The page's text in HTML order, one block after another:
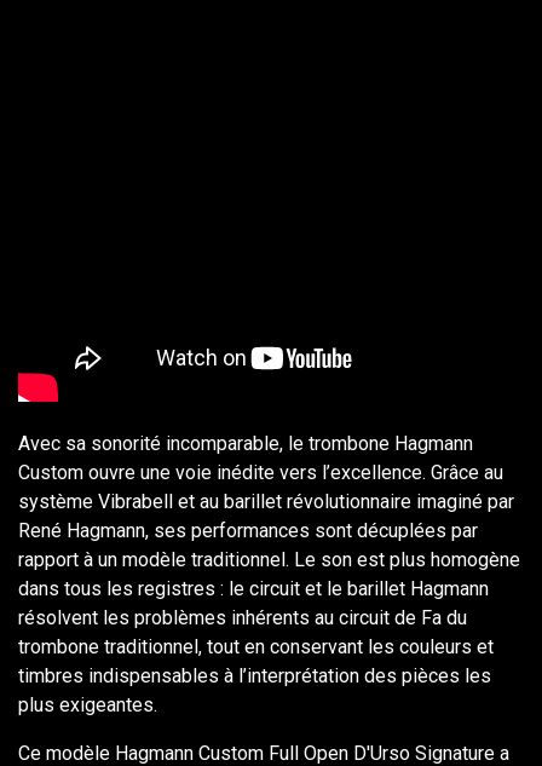
Avec sa sonorité incomparable, le trombone Hagmann
Custom ouvre une voie inédite vers l’excellence. Grâce au
système Vibrabell et au barillet révolutionnaire imaginé par
René Hagmann, ses performances sont décuplées par
rapport à un modèle traditionnel. Le son est plus homogène
dans tous les registres : le circuit et le barillet Hagmann
résolvent les problèmes inhérents au circuit de Fa du
trombone traditionnel, tout en conservant les couleurs et
timbres indispensables à l’interprétation des pièces les
plus exigeantes.
Ce modèle Hagmann Custom Full Open D'Urso Signature a